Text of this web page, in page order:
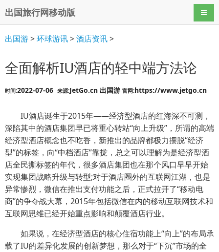
出国旅行网移动版 导航
出国游>环球游讯>酒店资讯>
全面解析IU酒店的轻中端方法论
时间:2022-07-06 来源:JetGo.cn 出国游 官网:https://www.jetgo.cn
IU酒店诞生于2015年——经济型酒店的红海深不可测，
深陷其中的酒店集团早已将重心转站“向上升级”，所谓的高端
经济型酒店概念也不吃香，新推出的品牌都极力摆脱“经济
型”的标签，向“中档酒店”靠拢，总之可以理解为是经济型酒
店全民撕标签的年代，很多酒店集团也在那个风口早早开始
实现集团战略升级与转型;对于酒店圈外的互联网江湖，也是
异常惨烈，微信在推出支付功能之后，正式拉开了“移动电
商”的争夺战大幕，2015年包括微信在内的移动互联网技术和
互联网思维已经开始重点影响和颠覆酒店行业。
如果说，在经济型酒店的核心住宿功能上“向上”的布局承
载了IU的差异化发展的创新梦想，那么对于“下沉”市场的全